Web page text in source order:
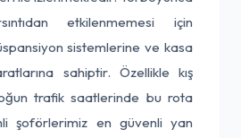
etkilenmemesi için
sistemlerine ve kasa
sahiptir. Özellikle kış
trafik saatlerinde bu rota
şoförlerimiz en güvenli yan